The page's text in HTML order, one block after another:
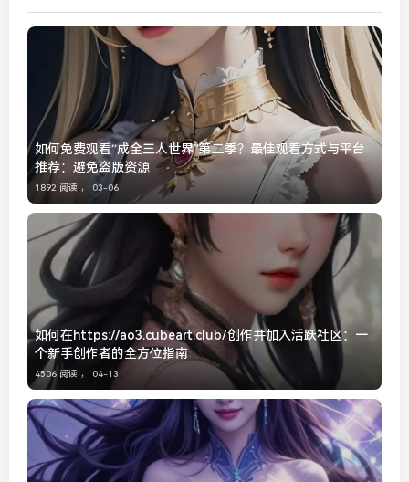
如何免费观看“成全三人世界”第二季？最佳观看方式与平台
推荐：避免盗版资源
1892 阅读 ， 03-06
如何在https://ao3.cubeart.club/创作并加入活跃社区：一
个新手创作者的全方位指南
4506 阅读 ， 04-13